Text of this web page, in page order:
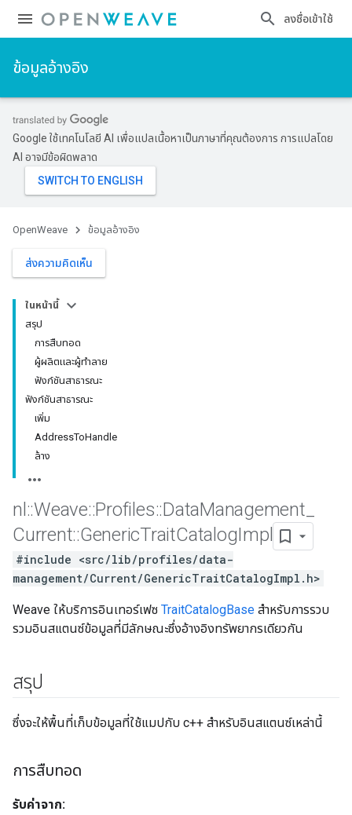
ลงชื่อเข้าใช้
ข้อมูลอ้างอิง
Google ใช้เทคโนโลยี AI เพื่อแปลเนื้อหาเป็นภาษาที่คุณต้องการ การแปลโดย
AI อาจมีข้อผิดพลาด
OpenWeave ข้อมูลอ้างอิง
ส่งความคิดเห็น
ในหน้านี้
สรุป
การสืบทอด
ผู้ผลิตและผู้ทำลาย
ฟังก์ชันสาธารณะ
ฟังก์ชันสาธารณะ
เพิ่ม
AddressToHandle
ล้าง
nl ::Weave::Profiles::DataManagement
Current::GenericTraitCatalogImpl
#include <src/lib/profiles/data-
management/Current/GenericTraitCatalogImpl.h>
Weave ให้บริการอินเทอร์เฟซ TraitCatalogBase สำหรับการรวบ
รวมอินสแตนซ์ข้อมูลที่มีลักษณะซึ่งอ้างอิงทรัพยากรเดียวกัน
สรุป
ซึ่งจะให้พื้นที่เก็บข้อมูลที่ใช้แมปกับ c++ สำหรับอินสแตนซ์เหล่านี้
การสืบทอด
รับค่าจาก: